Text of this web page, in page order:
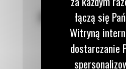
POZOSTAŃMY W
łączą się
Witryną
dostarczanie